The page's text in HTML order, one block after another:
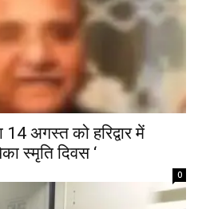
14 अगस्त को हरिद्वार में
स्मृति दिवस ‘
0